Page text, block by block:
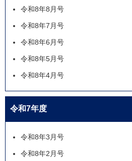
令和8年8月号
令和8年7月号
令和8年6月号
令和8年5月号
令和8年4月号
令和7年度
令和8年3月号
令和8年2月号